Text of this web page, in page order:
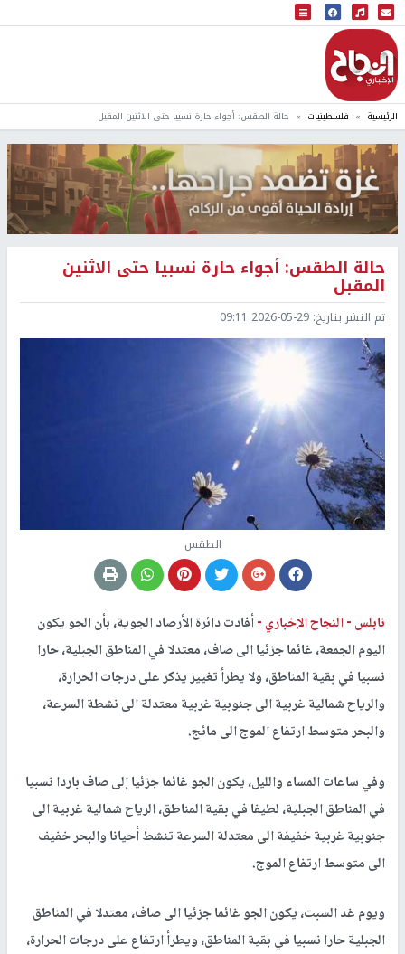
البث المباشر
إذاعة النجاح
الرئيسية فلسطينيات حالة الطقس: أجواء حارة نسبيا حتى الاثنين المقبل
حالة الطقس: أجواء حارة نسبيا حتى الاثنين
المقبل
تم النشر بتاريخ: 2026-05-29 09:11
الطقس
نابلس -النجاح الإخباري -أفادت دائرة الأرصاد الجوية، بأن الجو يكون
اليوم الجمعة، غائما جزئيا الى صاف، معتدلا في المناطق الجبلية، حارا
نسبيا في بقية المناطق، ولا يطرأ تغيير يذكر على درجات الحرارة،
والرياح شمالية غربية الى جنوبية غربية معتدلة الى نشطة السرعة،
والبحر متوسط ارتفاع الموج الى مائج.
وفي ساعات المساء والليل، يكون الجو غائما جزئيا إلى صاف باردا نسبيا
في المناطق الجبلية، لطيفا في بقية المناطق، الرياح شمالية غربية الى
جنوبية غربية خفيفة الى معتدلة السرعة تنشط أحيانا والبحر خفيف
الى متوسط ارتفاع الموج.
ويوم غد السبت، يكون الجو غائما جزئيا الى صاف، معتدلا في المناطق
الجبلية حارا نسبيا في بقية المناطق، ويطرأ ارتفاع على درجات الحرارة،